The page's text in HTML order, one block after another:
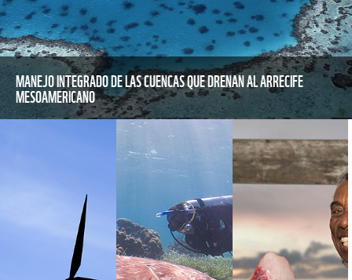
MANEJO INTEGRADO DE LAS CUENCAS QUE DRENAN AL ARRECIFE
MESOAMERICANO